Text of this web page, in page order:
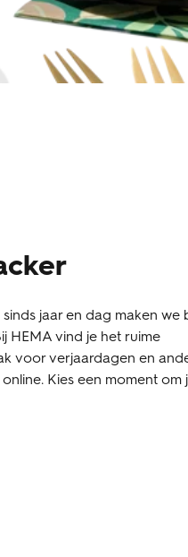
jaar en dag maken we
HEMA vind je het ruime
voor verjaardagen en
Kies een moment om